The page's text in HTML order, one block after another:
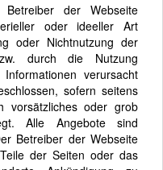
Betreiber der Webseite
oder ideeller Art
oder Nichtnutzung der
durch die Nutzung
verursacht
sofern seitens
vorsätzliches oder grob
Alle Angebote sind
Betreiber der Webseite
der Seiten oder das